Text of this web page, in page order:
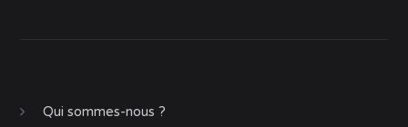
Qui sommes-nous ?